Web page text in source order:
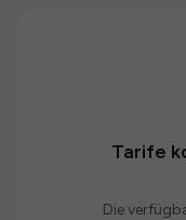
Tarife
Die